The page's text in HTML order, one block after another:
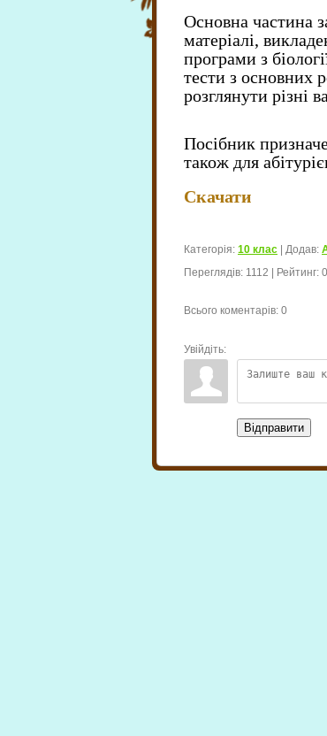
Основна частина
матеріалі,
програми з
тести з основних
розглянути різні
Посібник
також для
Скачати
Категорія: 10 клас Додав:
Переглядів: 1112 Рейтинг:
Всього коментарів: 0
Увійдіть:
Відправити